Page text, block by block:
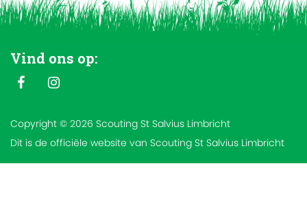
Vind ons op:
Copyright © 2026 Scouting St Salvius Limbricht
Dit is de officiële website van Scouting St Salvius Limbricht